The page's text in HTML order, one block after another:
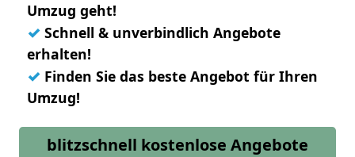
Umzug geht!
✓ Schnell & unverbindlich Angebote
erhalten!
✓ Finden Sie das beste Angebot für Ihren
Umzug!
blitzschnell kostenlose Angebote